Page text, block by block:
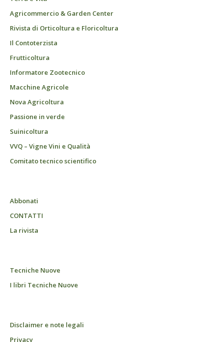
Agricommercio & Garden Center
Rivista di Orticoltura e Floricoltura
Il Contoterzista
Frutticoltura
Informatore Zootecnico
Macchine Agricole
Nova Agricoltura
Passione in verde
Suinicoltura
VVQ – Vigne Vini e Qualità
Comitato tecnico scientifico
Abbonati
CONTATTI
La rivista
Tecniche Nuove
I libri Tecniche Nuove
Disclaimer e note legali
Privacy